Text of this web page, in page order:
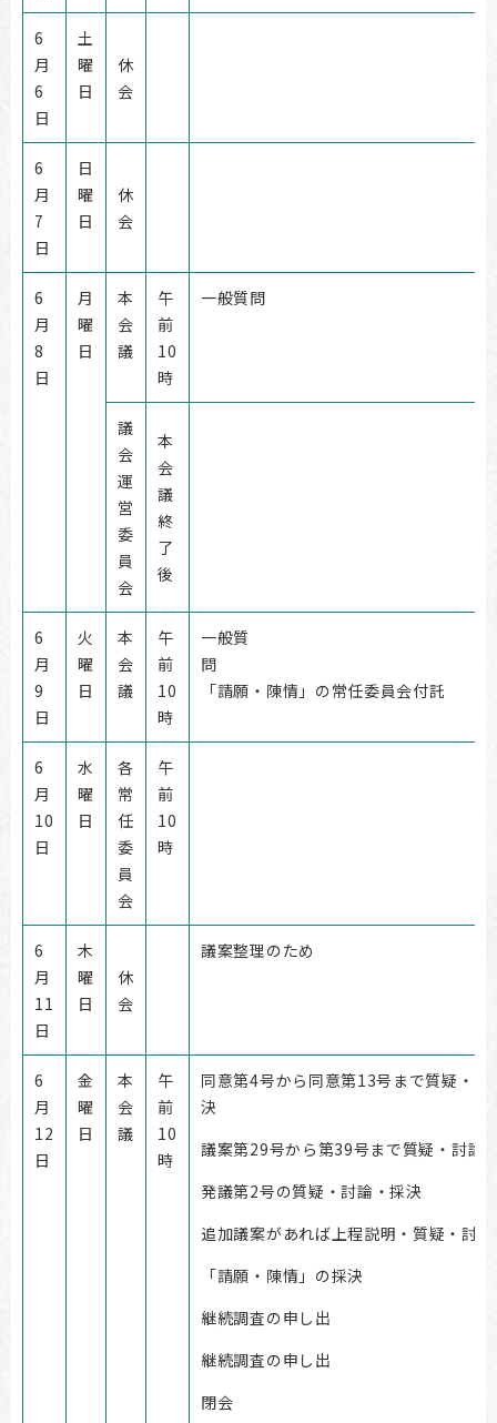
6
月
6
日
土
曜
日
休
会
6
月
7
日
日
曜
日
休
会
6
月
8
日
月
曜
日
本
会
議
午
前
10
時
一般質問
議
会
運
営
委
員
会
本
会
議
終
了
後
6
月
9
日
火
曜
日
本
会
議
午
前
10
時
一般質
「請願・陳情」の常任委員会付託
6
月
10
日
水
曜
日
各
常
任
委
員
会
午
前
10
時
6
月
11
日
木
曜
日
休
会
議案整理のため
6
月
12
日
金
曜
日
本
会
議
午
前
10
時
同意第4号から同意第13号まで質疑・討
決
議案第29号から第39号まで質疑・討論
発議第2号の質疑・討論・採決
追加議案があれば上程説明・質疑・討
「請願・陳情」の採決
継続調査の申し出
継続調査の申し出
閉会